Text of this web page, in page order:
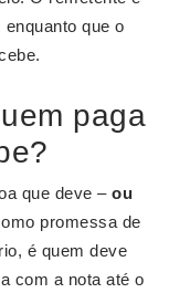
que o
paga
que deve – ou
promessa de
é quem deve
com a nota até o